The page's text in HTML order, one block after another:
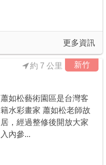
更多資訊
新竹
約 7 公里
蕭如松藝術園區是台灣客
籍水彩畫家 蕭如松老師故
居，經過整修後開放大家
入內參...